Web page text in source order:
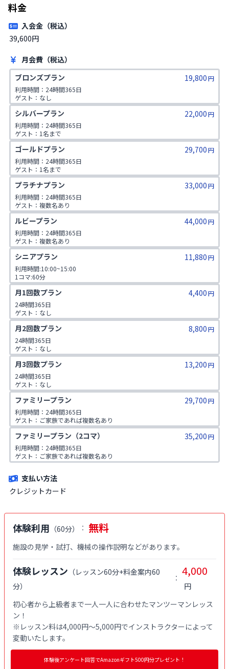
料金
入会金（税込）
39,600円
月会費（税込）
ブロンズプラン
19,800円
利用時間：24時間365日
ゲスト：なし
シルバープラン 22,000円
利用時間：24時間365日
ゲスト：1名まで
ゴールドプラン 29,700円
利用時間：24時間365日
ゲスト：1名まで
1日2コマ予約可
プラチナプラン 33,000円
利用時間：24時間365日
ゲスト：複数名あり
1日2コマ予約可
ルビープラン 44,000円
利用時間：24時間365日
ゲスト：複数名あり
1日3コマ予約可
シニアプラン 11,880円
利用時間:10:00~15:00
1コマ:60分
対象年齢:60歳以上
ゲスト:無し
月1回数プラン 4,400円
24時間365日
ゲスト：なし
月2回数プラン 8,800円
24時間365日
ゲスト：なし
月3回数プラン 13,200円
24時間365日
ゲスト：なし
ファミリープラン 29,700円
利用時間：24時間365日
ゲスト：ご家族であれば複数名あり
※ご入会時にご家族名の登録をお願いしております。二親等までのご家
族が対象です。
ファミリープラン（2コマ） 35,200円
利用時間：24時間365日
ゲスト：ご家族であれば複数名あり
※ご入会時にご家族名の登録をお願いしております。二親等までのご家
支払い方法
クレジットカード
体験利用 （60分） ： 無料
施設の見学・試打、機械の操作説明などがあります。
体験レッスン （レッスン60分+料金案内60
分）
： 4,000
円
初心者から上級者まで一人一人に合わせたマンツーマンレッス
ン！
※レッスン料は4,000円〜5,000円でインストラクターによって
変動いたします。
体験後アンケート回答でAmazonギフト500円分プレゼント！